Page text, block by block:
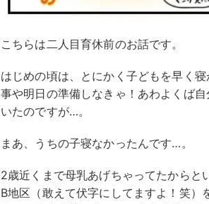
こちらは二人目育休前のお話です。
はじめの頃は、とにかく子どもを早く
事や明日の準備しなきゃ！あわよくば
いたのですが…。
まあ、うちの子寝なかったんです…。
2歳近くまで母乳あげちゃってたからと
B地区（敢えて伏字にしてますよ！笑